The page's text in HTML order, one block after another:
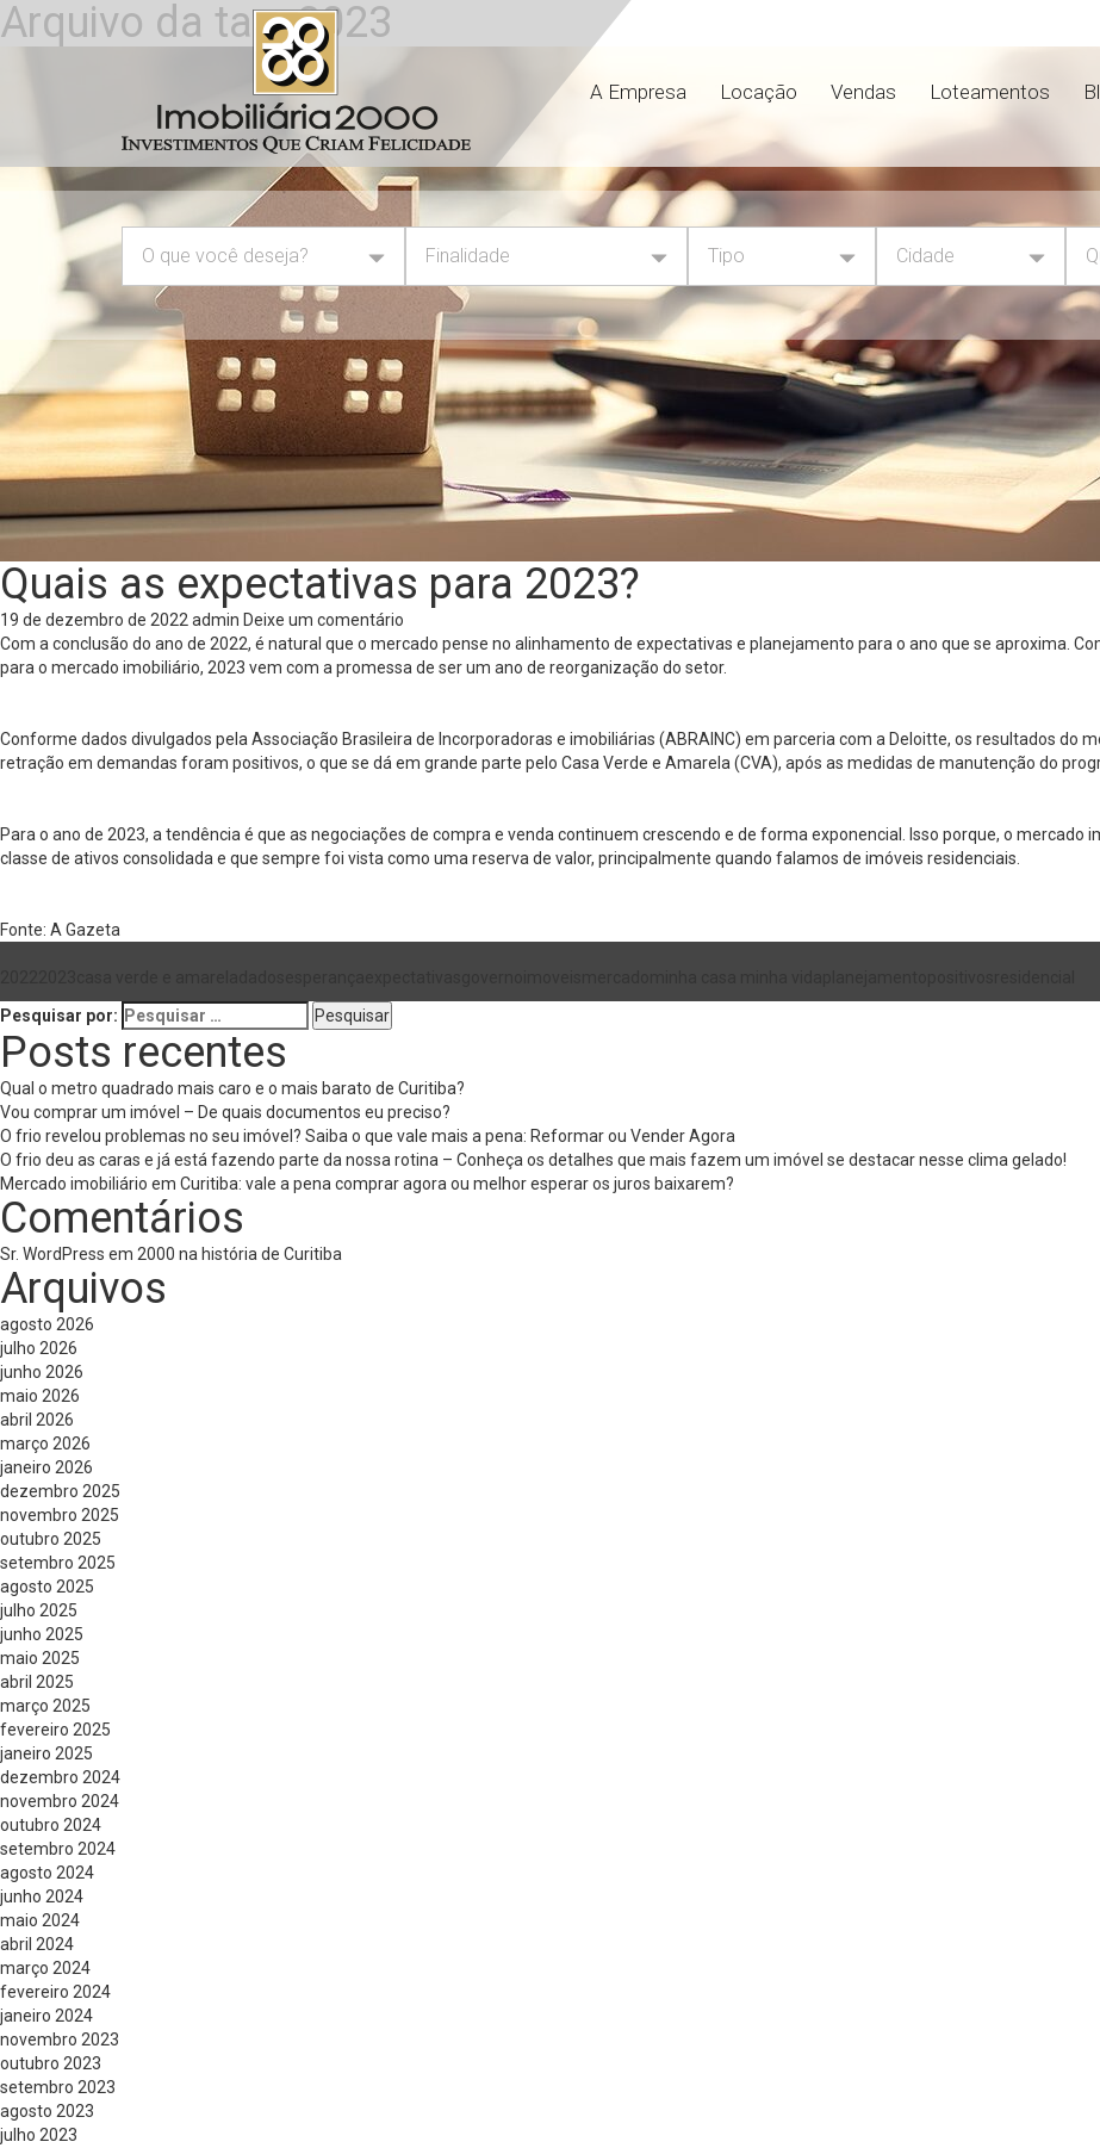
A Empresa Locação Vendas Loteamentos
O que você deseja? Finalidade Tipo Cidade
Arquivo da tag: 2023
Quais as expectativas para 2023?
19 de dezembro de 2022 admin Deixe um comentário
Com a conclusão do ano de 2022, é natural que o mercado pense no alinhamento de expectativas e planejamento para o ano que se aproxima.
para o mercado imobiliário, 2023 vem com a promessa de ser um ano de reorganização do setor.
Conforme dados divulgados pela Associação Brasileira de Incorporadoras e imobiliárias (ABRAINC) em parceria com a Deloitte, os resultados do
retração em demandas foram positivos, o que se dá em grande parte pelo Casa Verde e Amarela (CVA), após as medidas de manutenção do
Para o ano de 2023, a tendência é que as negociações de compra e venda continuem crescendo e de forma exponencial. Isso porque, o
classe de ativos consolidada e que sempre foi vista como uma reserva de valor, principalmente quando falamos de imóveis residenciais.
Fonte: A Gazeta
Pesquisar por:
Posts recentes
Qual o metro quadrado mais caro e o mais barato de Curitiba?
Vou comprar um imóvel – De quais documentos eu preciso?
O frio revelou problemas no seu imóvel? Saiba o que vale mais a pena: Reformar ou Vender Agora
O frio deu as caras e já está fazendo parte da nossa rotina – Conheça os detalhes que mais fazem um imóvel se destacar nesse clima gelado!
Mercado imobiliário em Curitiba: vale a pena comprar agora ou melhor esperar os juros baixarem?
Comentários
Sr. WordPress em 2000 na história de Curitiba
Arquivos
agosto 2026
julho 2026
junho 2026
maio 2026
abril 2026
março 2026
janeiro 2026
dezembro 2025
novembro 2025
outubro 2025
setembro 2025
agosto 2025
julho 2025
junho 2025
maio 2025
abril 2025
março 2025
fevereiro 2025
janeiro 2025
dezembro 2024
novembro 2024
outubro 2024
setembro 2024
agosto 2024
junho 2024
maio 2024
abril 2024
março 2024
fevereiro 2024
janeiro 2024
novembro 2023
outubro 2023
setembro 2023
agosto 2023
julho 2023